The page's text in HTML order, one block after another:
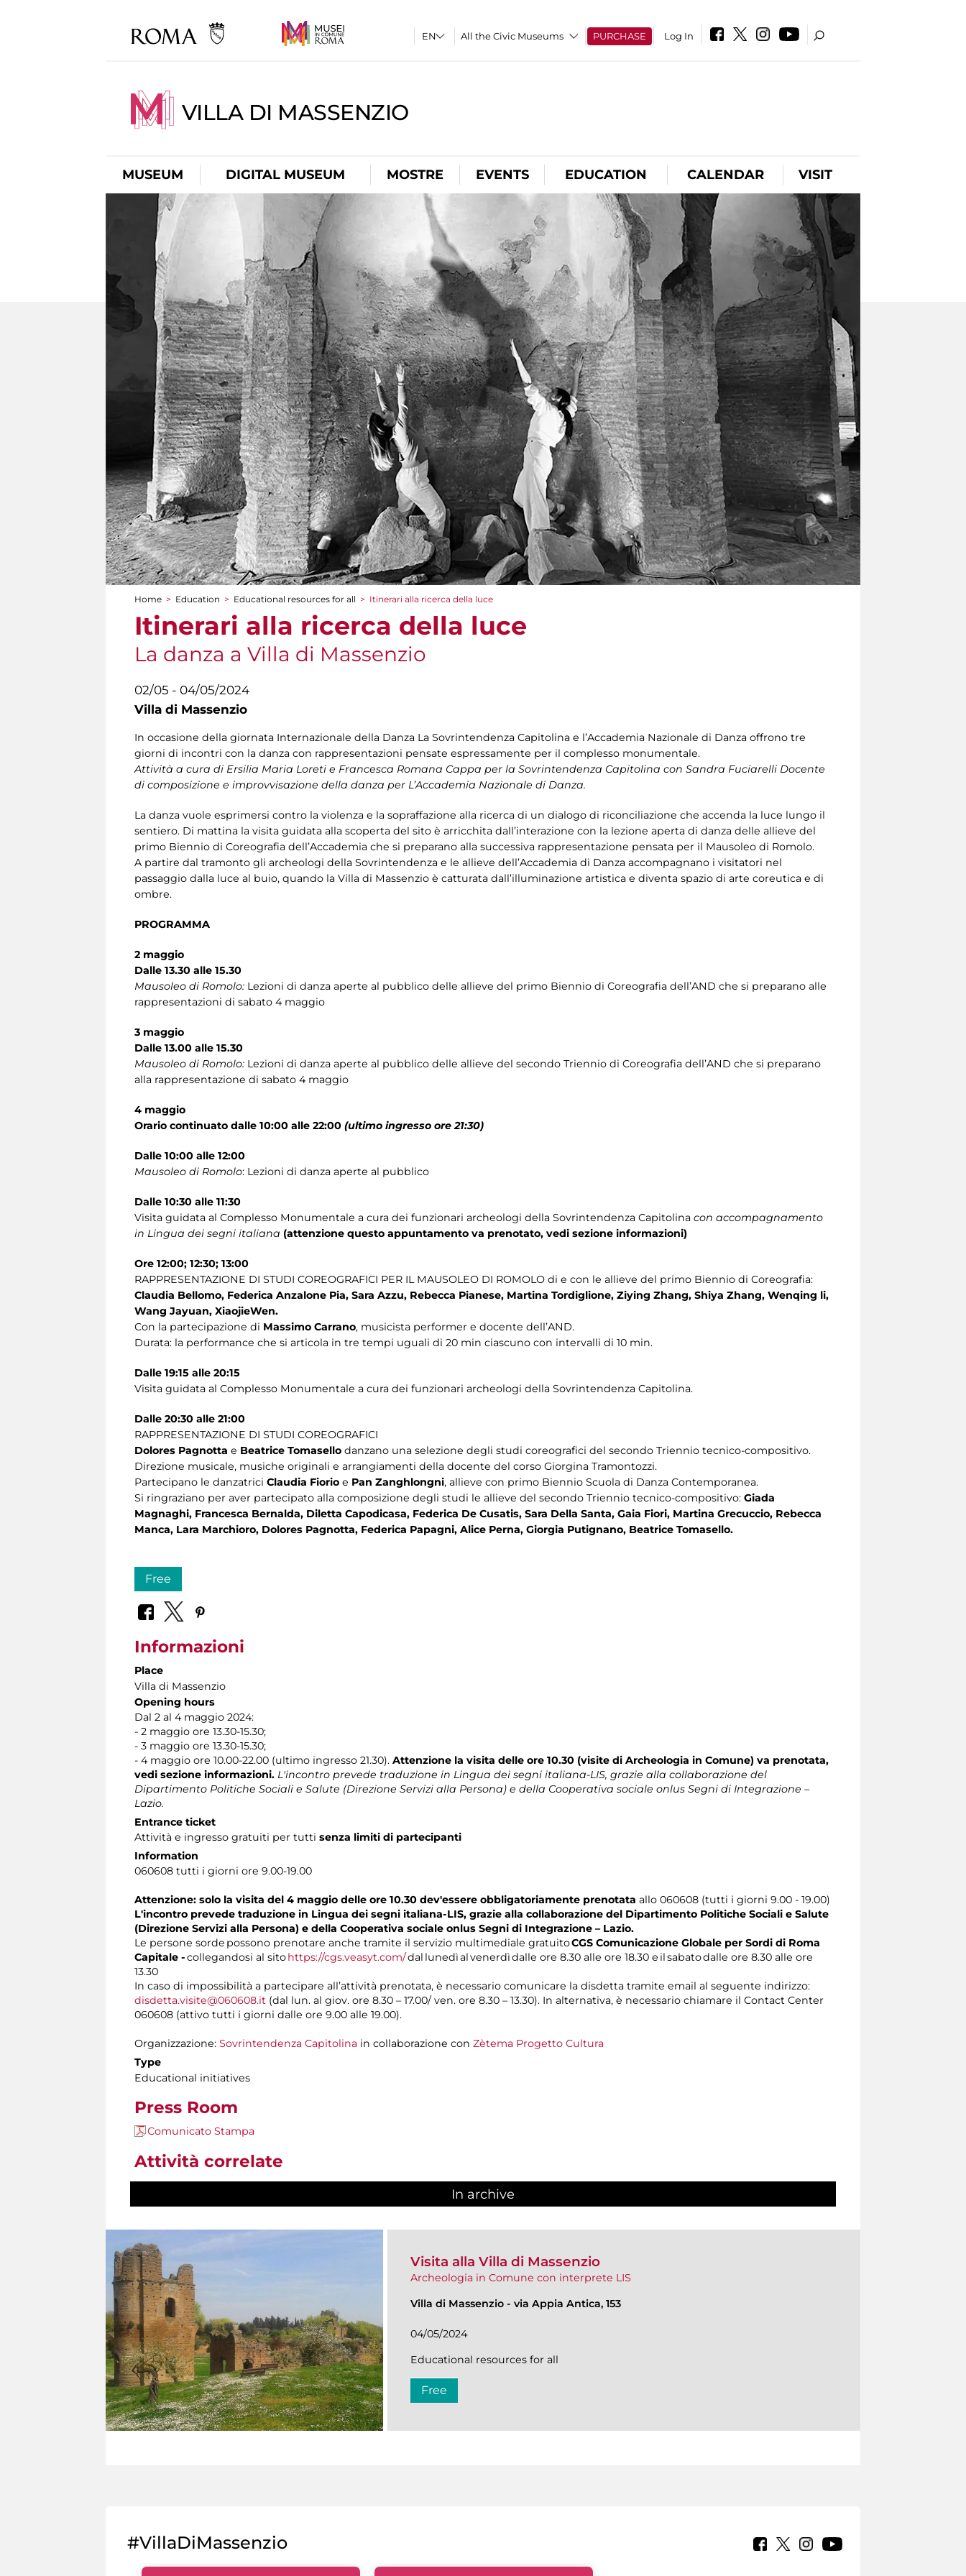
All the Civic Museums PURCHASE Log In
VILLA DI MASSENZIO
MUSEUM DIGITAL MUSEUM MOSTRE EVENTS EDUCATION CALENDAR VISIT
You are here
Home > Education > Educational resources for all > Itinerari alla ricerca della luce
Itinerari alla ricerca della luce
La danza a Villa di Massenzio
02/05 - 04/05/2024
Villa di Massenzio
In occasione della giornata Internazionale della Danza La Sovrintendenza Capitolina e l’Accademia Nazionale di Danza offrono tre
giorni di incontri con la danza con rappresentazioni pensate espressamente per il complesso monumentale.
Attività a cura di Ersilia Maria Loreti e Francesca Romana Cappa per la Sovrintendenza Capitolina con Sandra Fuciarelli Docente
di composizione e improvvisazione della danza per L’Accademia Nazionale di Danza.
La danza vuole esprimersi contro la violenza e la sopraffazione alla ricerca di un dialogo di riconciliazione che accenda la luce lungo il
sentiero. Di mattina la visita guidata alla scoperta del sito è arricchita dall’interazione con la lezione aperta di danza delle allieve del
primo Biennio di Coreografia dell’Accademia che si preparano alla successiva rappresentazione pensata per il Mausoleo di Romolo.
A partire dal tramonto gli archeologi della Sovrintendenza e le allieve dell’Accademia di Danza accompagnano i visitatori nel
passaggio dalla luce al buio, quando la Villa di Massenzio è catturata dall’illuminazione artistica e diventa spazio di arte coreutica e di
ombre.
PROGRAMMA
2 maggio
Dalle 13.30 alle 15.30
Mausoleo di Romolo: Lezioni di danza aperte al pubblico delle allieve del primo Biennio di Coreografia dell’AND che si preparano alle
rappresentazioni di sabato 4 maggio
3 maggio
Dalle 13.00 alle 15.30
Mausoleo di Romolo: Lezioni di danza aperte al pubblico delle allieve del secondo Triennio di Coreografia dell’AND che si preparano
alla rappresentazione di sabato 4 maggio
4 maggio
Orario continuato dalle 10:00 alle 22:00 (ultimo ingresso ore 21:30)
Dalle 10:00 alle 12:00
Mausoleo di Romolo: Lezioni di danza aperte al pubblico
Dalle 10:30 alle 11:30
Visita guidata al Complesso Monumentale a cura dei funzionari archeologi della Sovrintendenza Capitolina con accompagnamento
in Lingua dei segni italiana (attenzione questo appuntamento va prenotato, vedi sezione informazioni)
Ore 12:00; 12:30; 13:00
RAPPRESENTAZIONE DI STUDI COREOGRAFICI PER IL MAUSOLEO DI ROMOLO di e con le allieve del primo Biennio di Coreografia:
Claudia Bellomo, Federica Anzalone Pia, Sara Azzu, Rebecca Pianese, Martina Tordiglione, Ziying Zhang, Shiya Zhang, Wenqing li,
Wang Jayuan, XiaojieWen.
Con la partecipazione di Massimo Carrano, musicista performer e docente dell’AND.
Durata: la performance che si articola in tre tempi uguali di 20 min ciascuno con intervalli di 10 min.
Dalle 19:15 alle 20:15
Visita guidata al Complesso Monumentale a cura dei funzionari archeologi della Sovrintendenza Capitolina.
Dalle 20:30 alle 21:00
RAPPRESENTAZIONE DI STUDI COREOGRAFICI
Dolores Pagnotta e Beatrice Tomasello danzano una selezione degli studi coreografici del secondo Triennio tecnico-compositivo.
Direzione musicale, musiche originali e arrangiamenti della docente del corso Giorgina Tramontozzi.
Partecipano le danzatrici Claudia Fiorio e Pan Zanghlongni, allieve con primo Biennio Scuola di Danza Contemporanea.
Si ringraziano per aver partecipato alla composizione degli studi le allieve del secondo Triennio tecnico-compositivo: Giada
Magnaghi, Francesca Bernalda, Diletta Capodicasa, Federica De Cusatis, Sara Della Santa, Gaia Fiori, Martina Grecuccio, Rebecca
Manca, Lara Marchioro, Dolores Pagnotta, Federica Papagni, Alice Perna, Giorgia Putignano, Beatrice Tomasello.
Free
Informazioni
Place
Villa di Massenzio
Opening hours
Dal 2 al 4 maggio 2024:
- 2 maggio ore 13.30-15.30;
- 3 maggio ore 13.30-15.30;
- 4 maggio ore 10.00-22.00 (ultimo ingresso 21.30). Attenzione la visita delle ore 10.30 (visite di Archeologia in Comune) va prenotata,
vedi sezione informazioni. L'incontro prevede traduzione in Lingua dei segni italiana-LIS, grazie alla collaborazione del
Dipartimento Politiche Sociali e Salute (Direzione Servizi alla Persona) e della Cooperativa sociale onlus Segni di Integrazione –
Lazio.
Entrance ticket
Attività e ingresso gratuiti per tutti senza limiti di partecipanti
Information
060608 tutti i giorni ore 9.00-19.00
Attenzione: solo la visita del 4 maggio delle ore 10.30 dev'essere obbligatoriamente prenotata allo 060608 (tutti i giorni 9.00 - 19.00)
L'incontro prevede traduzione in Lingua dei segni italiana-LIS, grazie alla collaborazione del Dipartimento Politiche Sociali e Salute
(Direzione Servizi alla Persona) e della Cooperativa sociale onlus Segni di Integrazione – Lazio.
Le persone sorde possono prenotare anche tramite il servizio multimediale gratuitoCGS Comunicazione Globale per Sordi di Roma
Capitale -collegandosi al sitohttps://cgs.veasyt.com/dal lunedì al venerdì dalle ore 8.30 alle ore 18.30 e il sabato dalle ore 8.30 alle ore
13.30
In caso di impossibilità a partecipare all’attività prenotata, è necessario comunicare la disdetta tramite email al seguente indirizzo:
disdetta.visite@060608.it (dal lun. al giov. ore 8.30 – 17.00/ ven. ore 8.30 – 13.30). In alternativa, è necessario chiamare il Contact Center
060608 (attivo tutti i giorni dalle ore 9.00 alle 19.00).
Organizzazione: Sovrintendenza Capitolina in collaborazione con Zètema Progetto Cultura
Type
Educational initiatives
Press Room
Comunicato Stampa
Attività correlate
In archive
Visita alla Villa di Massenzio
Archeologia in Comune con interprete LIS
Villa di Massenzio - via Appia Antica, 153
04/05/2024
Educational resources for all
Free
#VillaDiMassenzio